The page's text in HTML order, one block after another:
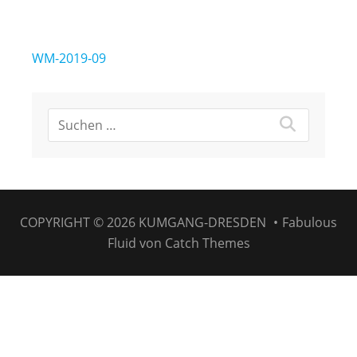
Beitragsnavigation
WM-2019-09
COPYRIGHT © 2026 KUMGANG-DRESDEN • Fabulous
Fluid von Catch Themes